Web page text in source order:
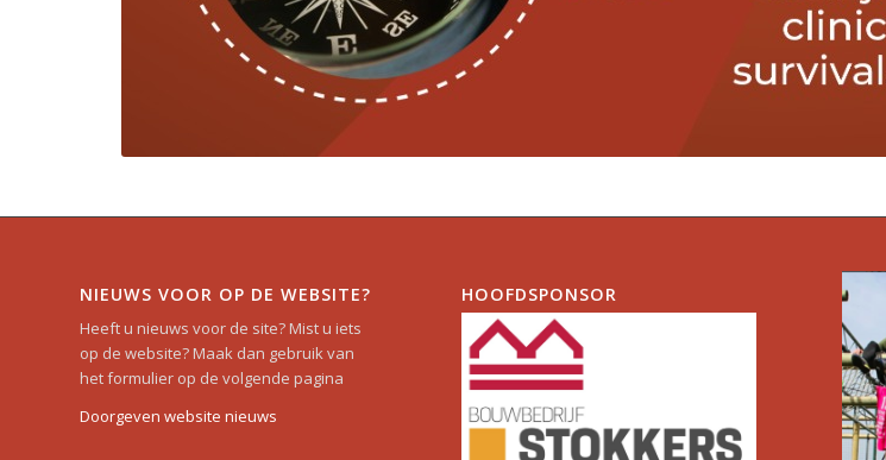
NIEUWS VOOR OP DE WEBSITE?
Heeft u nieuws voor de site? Mist u iets
op de website? Maak dan gebruik van
het formulier op de volgende pagina
Doorgeven website nieuws
HOOFDSPONSOR